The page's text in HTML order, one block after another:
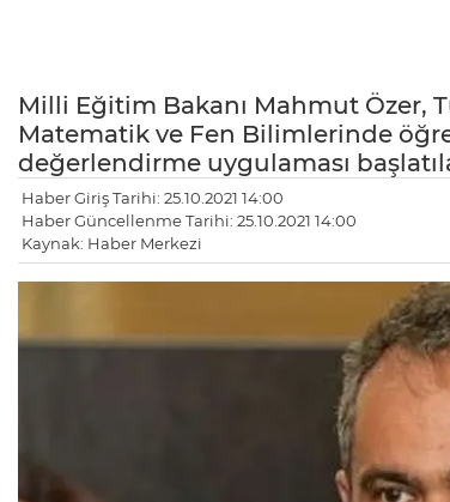
Milli Eğitim Bakanı Mahmut Özer,
Matematik ve Fen Bilimlerinde
değerlendirme uygulaması
Haber Giriş Tarihi: 25.10.2021 14:00
Haber Güncellenme Tarihi: 25.10.2021 14:00
Kaynak: Haber Merkezi